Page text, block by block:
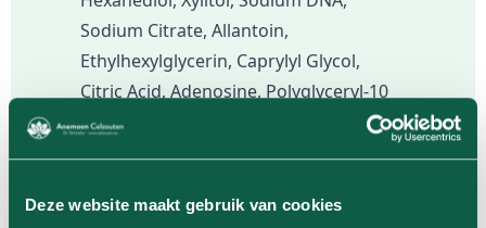
Deze website maakt gebruik van cookies
Sodium Citrate, Allantoin,
Ethylhexylglycerin, Caprylyl Glycol,
Citric Acid, Adenosine, Polyglyceryl-10
Laurate, Disodium EDTA, Polyglyceryl-4
Prunus Mume Fruit Extract, Pyrus